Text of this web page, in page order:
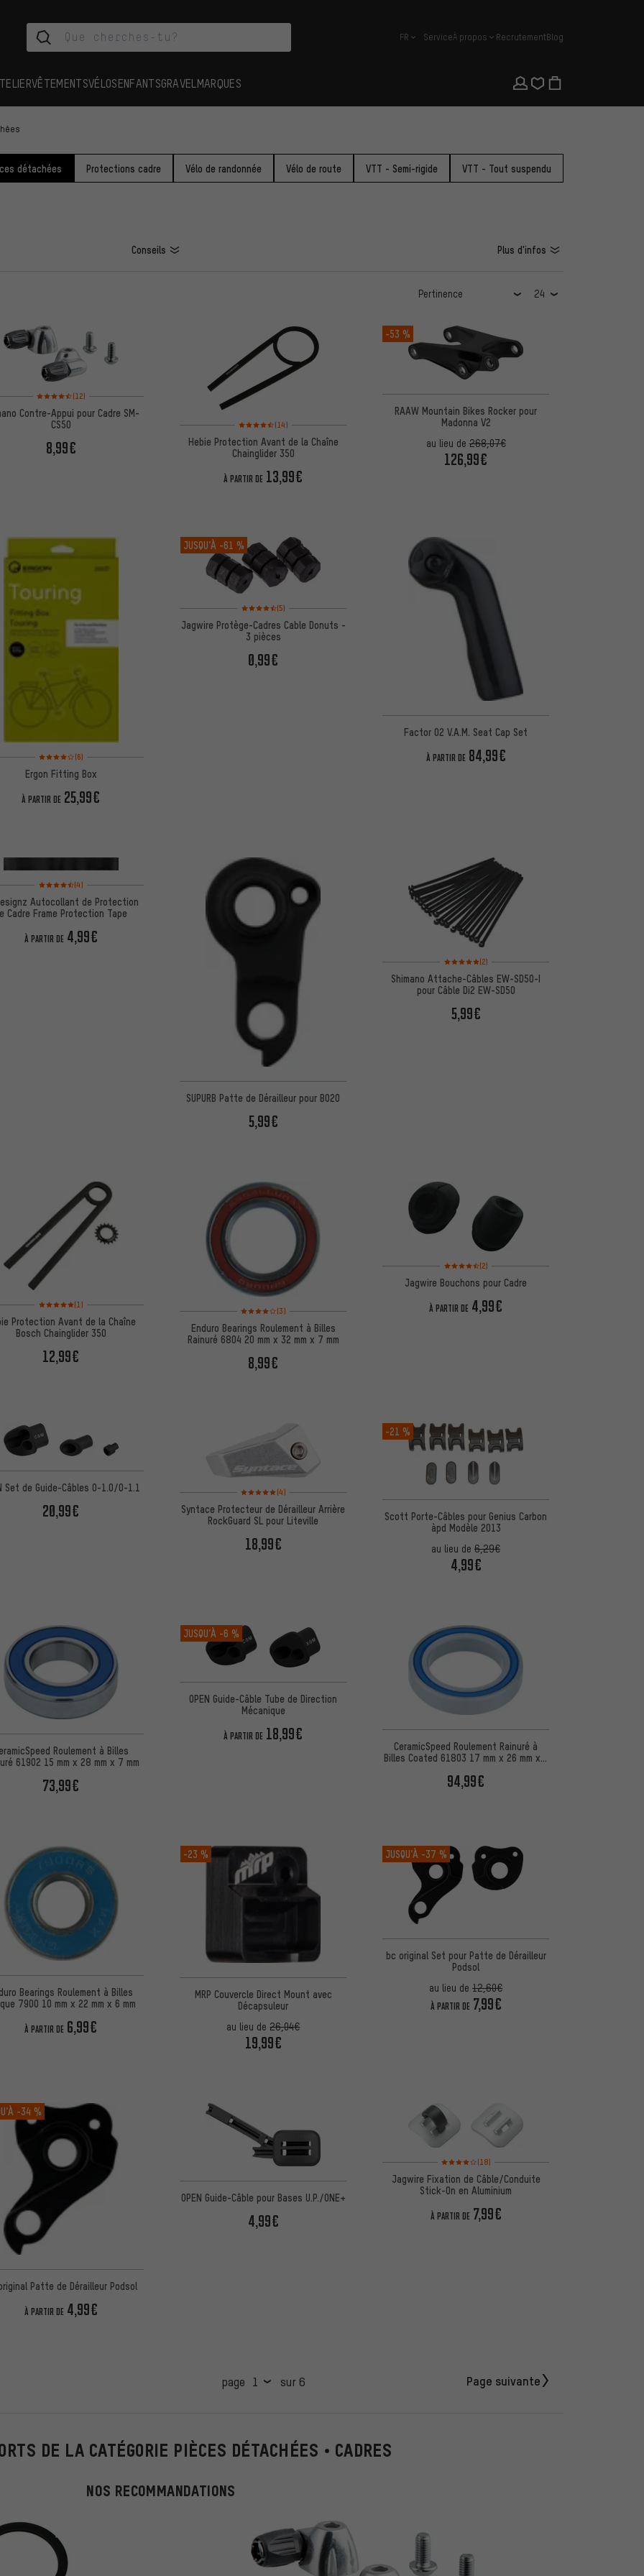
français
FR ServiceÀ propos RecrutementBlog
VÊTEMENTSVÉLOSENFANTSGRAVEL MARQUES
détachées Protections cadre Vélo de randonnée Vélo de route VTT - Semi-rigide VTT - Tout suspendu
Conseils Plus d'infos
Note moyenne : 4,5 sur 5 d'après 12 avis
(12)
Contre-Appui pour Cadre SM-
CS50
8,99€
Note moyenne : 4,5 sur 5 d'après 14 avis
(14)
Hebie Protection Avant de la Chaîne
Chainglider 350
À PARTIR DE 13,99€
-53 %
RAAW Mountain Bikes Rocker pour
Madonna V2
au lieu de268,07€
126,99€
Note moyenne : 4 sur 5 d'après 6 avis
(6)
Ergon Fitting Box
À PARTIR DE 25,99€
JUSQU’À -61 %
Note moyenne : 4,5 sur 5 d'après 5 avis
(5)
Jagwire Protège-Cadres Cable Donuts -
3 pièces
0,99€
Factor O2 V.A.M. Seat Cap Set
À PARTIR DE 84,99€
Note moyenne : 4,5 sur 5 d'après 4 avis
(4)
Autocollant de Protection
Cadre Frame Protection Tape
À PARTIR DE 4,99€
SUPURB Patte de Dérailleur pour BO20
5,99€
Note moyenne : 5 sur 5 d'après 2 avis
(2)
Shimano Attache-Câbles EW-SD50-I
pour Câble Di2 EW-SD50
5,99€
Note moyenne : 5 sur 5 d'après 1 avis
(1)
Protection Avant de la Chaîne
Bosch Chainglider 350
12,99€
Note moyenne : 4 sur 5 d'après 3 avis
(3)
Enduro Bearings Roulement à Billes
Rainuré 6804 20 mm x 32 mm x 7 mm
8,99€
Note moyenne : 4,5 sur 5 d'après 2 avis
(2)
Jagwire Bouchons pour Cadre
À PARTIR DE 4,99€
Set de Guide-Câbles O-1.0/O-1.1
20,99€
Note moyenne : 5 sur 5 d'après 4 avis
(4)
Syntace Protecteur de Dérailleur Arrière
RockGuard SL pour Liteville
18,99€
-21 %
Scott Porte-Câbles pour Genius Carbon
àpd Modèle 2013
au lieu de6,29€
4,99€
Roulement à Billes
61902 15 mm x 28 mm x 7 mm
73,99€
JUSQU’À -6 %
OPEN Guide-Câble Tube de Direction
Mécanique
À PARTIR DE 18,99€
CeramicSpeed Roulement Rainuré à
Billes Coated 61803 17 mm x 26 mm x 5
94,99€
Bearings Roulement à Billes
7900 10 mm x 22 mm x 6 mm
À PARTIR DE 6,99€
-23 %
MRP Couvercle Direct Mount avec
Décapsuleur
au lieu de26,04€
19,99€
JUSQU’À -37 %
bc original Set pour Patte de Dérailleur
Podsol
au lieu de12,60€
À PARTIR DE 7,99€
-34 %
Patte de Dérailleur Podsol
À PARTIR DE 4,99€
OPEN Guide-Câble pour Bases U.P./ONE+
4,99€
Note moyenne : 4 sur 5 d'après 18 avis
(18)
Jagwire Fixation de Câble/Conduite
Stick-On en Aluminium
À PARTIR DE 7,99€
page sur 6 Page suivante
DE LA CATÉGORIE PIÈCES DÉTACHÉES • CADRES
NOS RECOMMANDATIONS